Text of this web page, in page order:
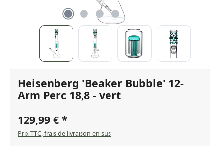
Heisenberg 'Beaker Bubble' 12-
Arm Perc 18,8 - vert
129,99 €
Prix TTC, frais de livraison en sus